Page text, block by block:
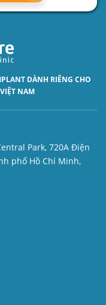
DÀNH RIÊNG CHO
NAM
Park, 720A Điện
phố Hồ Chí Minh,